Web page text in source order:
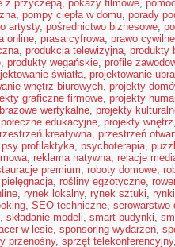
z przyczepą, pokazy filmowe,
, pompy ciepła w domu, porady
artysty, pośrednictwo biznesowe,
online, prasa cyfrowa, prawo
, produkcja telewizyjna, produkty
, produkty wegańskie, profile
światła, projektowanie
wnętrz biurowych, projekty
graficzne firmowe, projekty
wertykalne, projekty
edukacyjne, projekty wnętrz
kreatywna, przestrzeń
psy profilaktyka, psychoterapia,
, reklama natywna, relacje
premium, roboty domowe,
, rośliny egzotyczne,
, rynek lokalny, rynek sztuki,
, SEO techniczne, serowarstwo
, składanie modeli, smart budynki,
w lesie, sponsoring wydarzeń,
przenośny, sprzęt telekonferencyjny